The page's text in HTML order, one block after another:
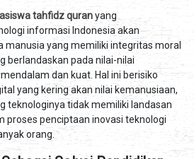
tahfidz quranyang
informasi Indonesia akan
manusia yang memiliki integritas moral
berlandaskan pada nilai-nilai
dan kuat. Hal ini berisiko
yang kering akan nilai kemanusiaan,
teknologinya tidak memiliki landasan
proses penciptaan inovasi teknologi
orang.